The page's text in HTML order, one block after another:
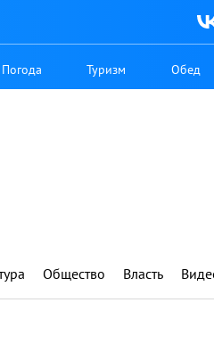
Погода Туризм Обед
Общество Власть